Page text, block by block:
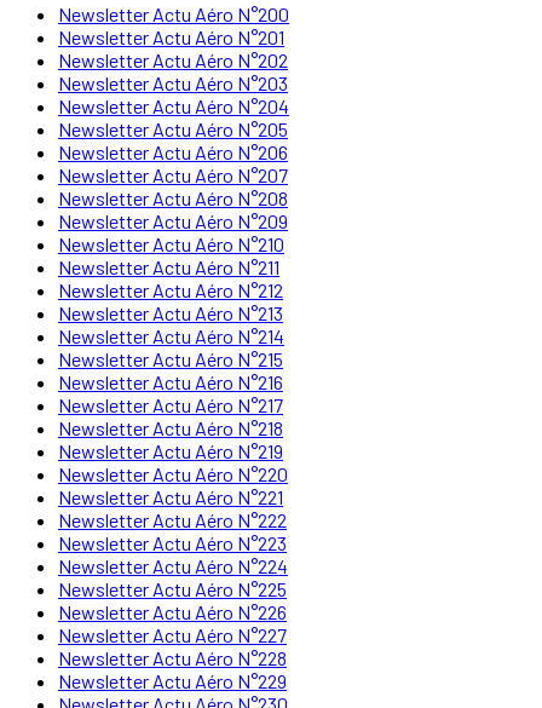
Newsletter Actu Aéro N°200
Newsletter Actu Aéro N°201
Newsletter Actu Aéro N°202
Newsletter Actu Aéro N°203
Newsletter Actu Aéro N°204
Newsletter Actu Aéro N°205
Newsletter Actu Aéro N°206
Newsletter Actu Aéro N°207
Newsletter Actu Aéro N°208
Newsletter Actu Aéro N°209
Newsletter Actu Aéro N°210
Newsletter Actu Aéro N°211
Newsletter Actu Aéro N°212
Newsletter Actu Aéro N°213
Newsletter Actu Aéro N°214
Newsletter Actu Aéro N°215
Newsletter Actu Aéro N°216
Newsletter Actu Aéro N°217
Newsletter Actu Aéro N°218
Newsletter Actu Aéro N°219
Newsletter Actu Aéro N°220
Newsletter Actu Aéro N°221
Newsletter Actu Aéro N°222
Newsletter Actu Aéro N°223
Newsletter Actu Aéro N°224
Newsletter Actu Aéro N°225
Newsletter Actu Aéro N°226
Newsletter Actu Aéro N°227
Newsletter Actu Aéro N°228
Newsletter Actu Aéro N°229